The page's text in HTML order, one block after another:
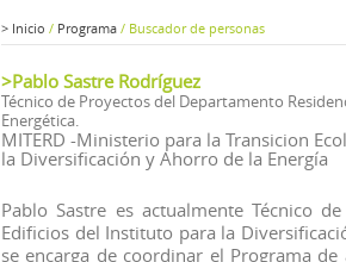
> Inicio / Programa / Buscador de personas
>Pablo Sastre Rodríguez
Técnico de Proyectos del Departamento
Energética.
MITERD -Ministerio para la Transicion
la Diversificación y Ahorro de la Energía
Pablo Sastre es actualmente Técnico
Edificios del Instituto para la
se encarga de coordinar el Programa